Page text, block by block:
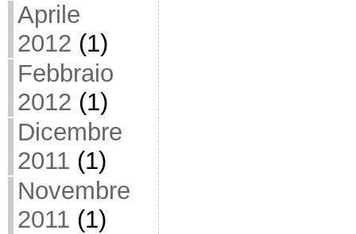
Aprile
2012 (1)
Febbraio
2012 (1)
Dicembre
2011 (1)
Novembre
2011 (1)